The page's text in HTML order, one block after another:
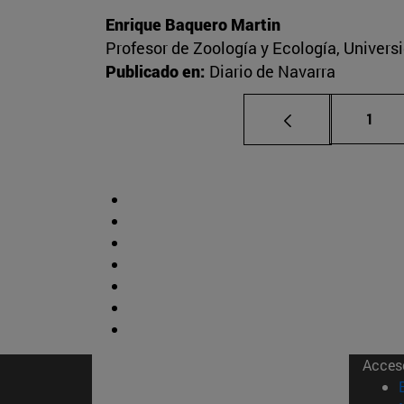
Enrique Baquero Martin
Profesor de Zoología y Ecología,
Publicado en: Diario de Navarra
1